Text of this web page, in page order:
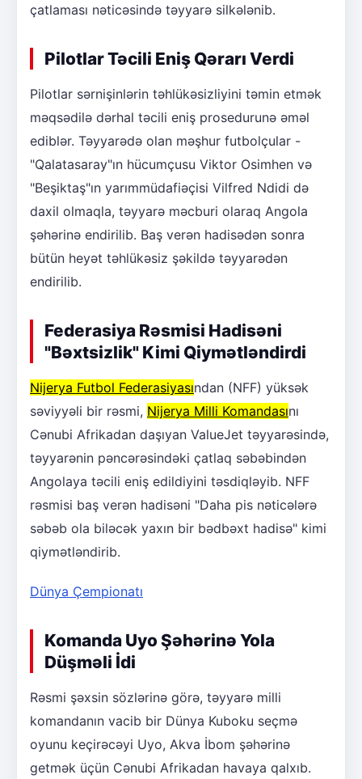
çatlaması nəticəsində təyyarə silkələnib.
Pilotlar Təcili Eniş Qərarı Verdi
Pilotlar sərnişinlərin təhlükəsizliyini təmin etmək
məqsədilə dərhal təcili eniş prosedurunə əməl
ediblər. Təyyarədə olan məşhur futbolçular -
"Qalatasaray"ın hücumçusu Viktor Osimhen və
"Beşiktaş"ın yarımmüdafiəçisi Vilfred Ndidi də
daxil olmaqla, təyyarə məcburi olaraq Angola
şəhərinə endirilib. Baş verən hadisədən sonra
bütün heyət təhlükəsiz şəkildə təyyarədən
endirilib.
Federasiya Rəsmisi Hadisəni
"Bəxtsizlik" Kimi Qiymətləndirdi
Nijerya Futbol Federasiyasından (NFF) yüksək
səviyyəli bir rəsmi, Nijerya Milli Komandasını
Cənubi Afrikadan daşıyan ValueJet təyyarəsində,
təyyarənin pəncərəsindəki çatlaq səbəbindən
Angolaya təcili eniş edildiyini təsdiqləyib. NFF
rəsmisi baş verən hadisəni "Daha pis nəticələrə
səbəb ola biləcək yaxın bir bədbəxt hadisə" kimi
qiymətləndirib.
Dünya Çempionatı
Komanda Uyo Şəhərinə Yola
Düşməli İdi
Rəsmi şəxsin sözlərinə görə, təyyarə milli
komandanın vacib bir Dünya Kuboku seçmə
oyunu keçirəcəyi Uyo, Akva İbom şəhərinə
getmək üçün Cənubi Afrikadan havaya qalxıb.